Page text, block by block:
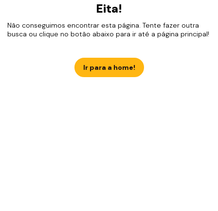
Eita!
Não conseguimos encontrar esta página. Tente fazer outra
busca ou clique no botão abaixo para ir até a página principal!
Ir para a home!